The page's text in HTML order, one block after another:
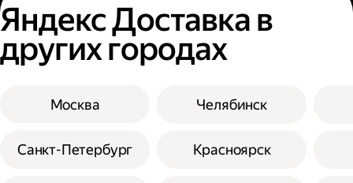
Яндекс Доставка в
других городах
Москва
Санкт-Петербург
Челябинск
Красноярск